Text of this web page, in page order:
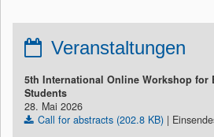
Veranstaltungen
5th International Online Workshop for
Students
28. Mai 2026
Call for abstracts (202.8 KB) |